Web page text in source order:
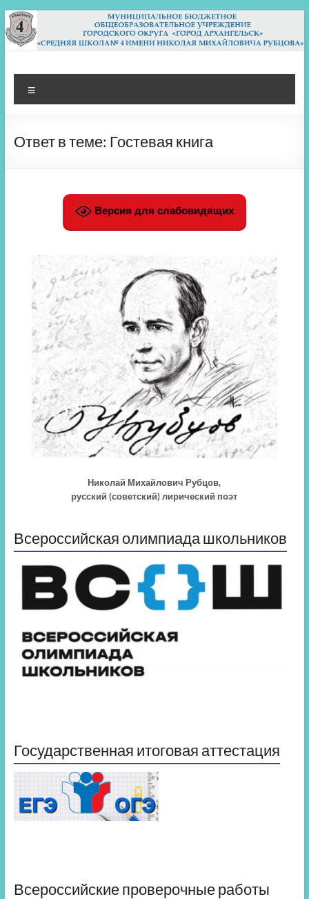
Перейти
к
содержимому
МБОУ СШ 4
Архангельск
Ответ в теме: Гостевая книга
Версия для слабовидящих
Николай Михайлович Рубцов,
русский (советский) лирический поэт
Всероссийская олимпиада школьников
Государственная итоговая аттестация
Всероссийские проверочные работы